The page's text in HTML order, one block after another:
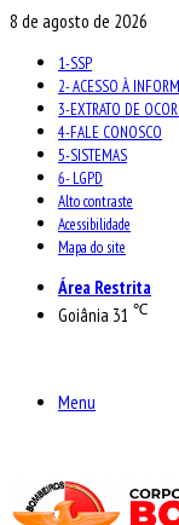
8 de agosto de 2026
1-SSP
2- ACESSO À
3-EXTRATO DE
4-FALE CONOSCO
5-SISTEMAS
6- LGPD
Alto contraste
Acessibilidade
Mapa do site
Área Restrita
Goiânia 31 ℃
Menu